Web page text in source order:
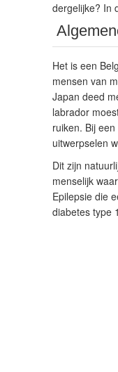
dergelijke? In
Het is een
mensen van
Japan deed
labrador
ruiken. Bij
uitwerpselen
Dit zijn
menselijk
Epilepsie die
diabetes type